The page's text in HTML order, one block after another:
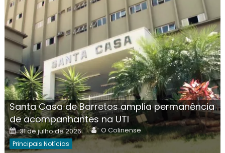
Santa Casa de Barretos amplia permanência
de acompanhantes na UTI
Posted
on
31 de julho de 2026 Author
O Colinense
Principais Notícias